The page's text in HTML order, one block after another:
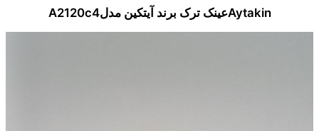
Aytakinعینک ترک برند آیتکین مدلA2120c4